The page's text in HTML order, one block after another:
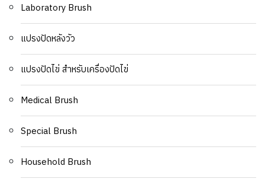
Laboratory Brush
แปรงปัดหลังวัว
แปรงปัดไข่ สำหรับเครื่องปัดไข่
Medical Brush
Special Brush
Household Brush